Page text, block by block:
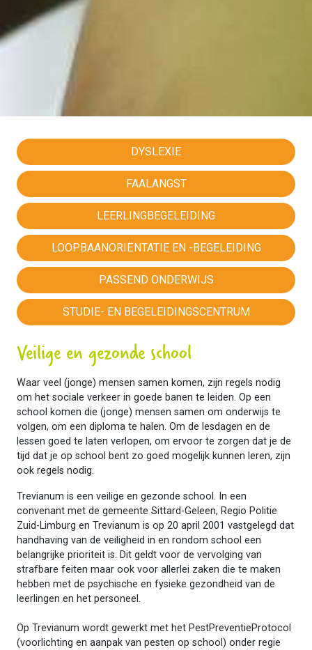
DYSLEXIE
FAALANGST
LEERLINGBEGELEIDING
LOOPBAANORIËNTATIE EN -BEGELEIDING
PASSEND ONDERWIJS
STUDIE- EN BEGELEIDINGSCENTRUM
Veilige en gezonde school
Waar veel (jonge) mensen samen komen, zijn regels nodig
om het sociale verkeer in goede banen te leiden. Op een
school komen die (jonge) mensen samen om onderwijs te
volgen, om een diploma te halen. Om de lesdagen en de
lessen goed te laten verlopen, om ervoor te zorgen dat je de
tijd dat je op school bent zo goed mogelijk kunnen leren, zijn
ook regels nodig.
Trevianum is een veilige en gezonde school. In een
convenant met de gemeente Sittard-Geleen, Regio Politie
Zuid-Limburg en Trevianum is op 20 april 2001 vastgelegd dat
handhaving van de veiligheid in en rondom school een
belangrijke prioriteit is. Dit geldt voor de vervolging van
strafbare feiten maar ook voor allerlei zaken die te maken
hebben met de psychische en fysieke gezondheid van de
leerlingen en het personeel.
Op Trevianum wordt gewerkt met het PestPreventieProtocol
(voorlichting en aanpak van pesten op school) onder regie